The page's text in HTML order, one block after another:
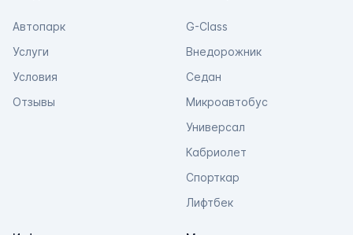
Автопарк
Услуги
Условия
Отзывы
G-Class
Внедорожник
Седан
Микроавтобус
Универсал
Кабриолет
Спорткар
Лифтбек